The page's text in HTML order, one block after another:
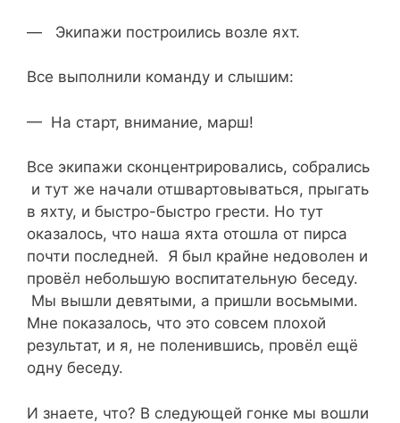
— Экипажи построились возле яхт.
Все выполнили команду и слышим:
— На старт, внимание, марш!
Все экипажи сконцентрировались, собрались
и тут же начали отшвартовываться, прыгать
в яхту, и быстро-быстро грести. Но тут
оказалось, что наша яхта отошла от пирса
почти последней. Я был крайне недоволен и
провёл небольшую воспитательную беседу.
Мы вышли девятыми, а пришли восьмыми.
Мне показалось, что это совсем плохой
результат, и я, не поленившись, провёл ещё
одну беседу.
И знаете, что? В следующей гонке мы вошли